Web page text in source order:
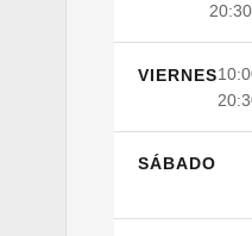
20:30
VIERNES
SÁBADO